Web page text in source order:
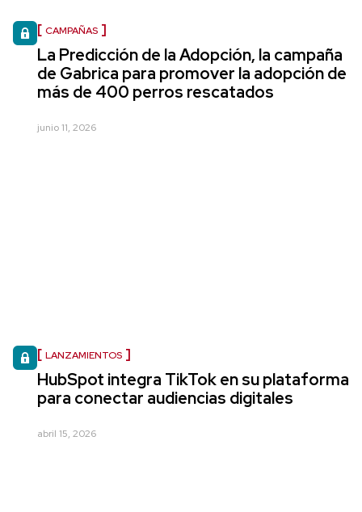
CAMPAÑAS
La Predicción de la Adopción, la campaña
de Gabrica para promover la adopción de
más de 400 perros rescatados
junio 11, 2026
LANZAMIENTOS
HubSpot integra TikTok en su plataforma
para conectar audiencias digitales
abril 15, 2026